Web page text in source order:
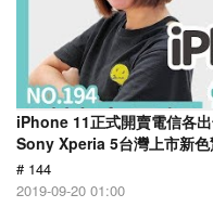
iPhone 11正式開賣電信各
Sony Xperia 5台灣上市新
# 144
2019-09-20 01:00